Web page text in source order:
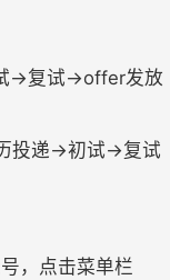
→复试→offer发放
投递→初试→复试
，点击菜单栏